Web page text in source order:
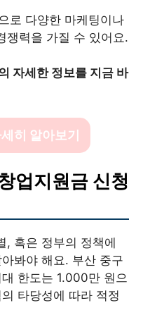
로 다양한 마케팅이나
쟁력을 가질 수 있어요.
자세한 정보를 지금 바
히 알아보기
업지원금 신청
, 혹은 정부의 정책에
봐야 해요. 부산 중구
한도는 1.000만 원으
타당성에 따라 적정